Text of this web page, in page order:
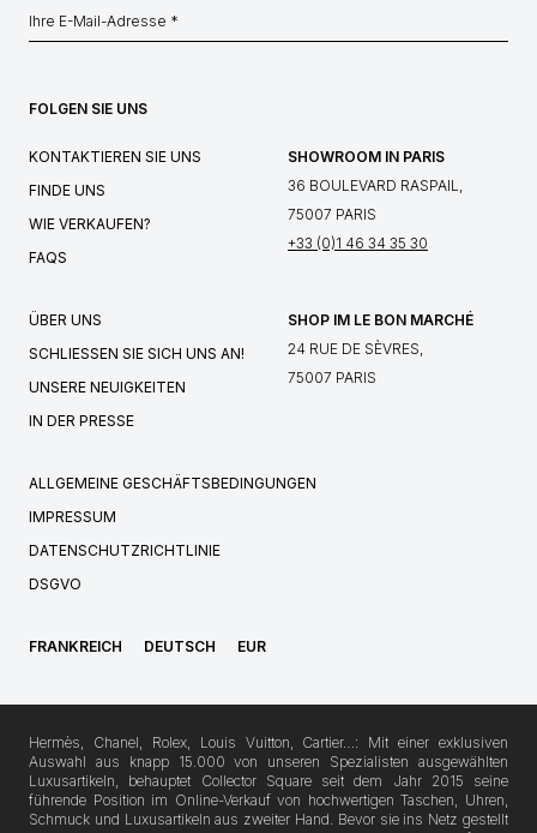
FOLGEN SIE UNS
KONTAKTIEREN SIE UNS
FINDE UNS
WIE VERKAUFEN?
FAQS
SHOWROOM IN PARIS
36 BOULEVARD RASPAIL,
75007 PARIS
+33 (0)1 46 34 35 30
ÜBER UNS
SCHLIESSEN SIE SICH UNS AN!
UNSERE NEUIGKEITEN
IN DER PRESSE
SHOP IM LE BON MARCHÉ
24 RUE DE SÈVRES,
75007 PARIS
ALLGEMEINE GESCHÄFTSBEDINGUNGEN
IMPRESSUM
DATENSCHUTZRICHTLINIE
DSGVO
FRANKREICH DEUTSCH EUR
Hermès, Chanel, Rolex, Louis Vuitton, Cartier…: Mit einer exklusiven
Auswahl aus knapp 15.000 von unseren Spezialisten ausgewählten
Luxusartikeln, behauptet Collector Square seit dem Jahr 2015 seine
führende Position im Online-Verkauf von hochwertigen Taschen, Uhren,
Schmuck und Luxusartikeln aus zweiter Hand. Bevor sie ins Netz gestellt